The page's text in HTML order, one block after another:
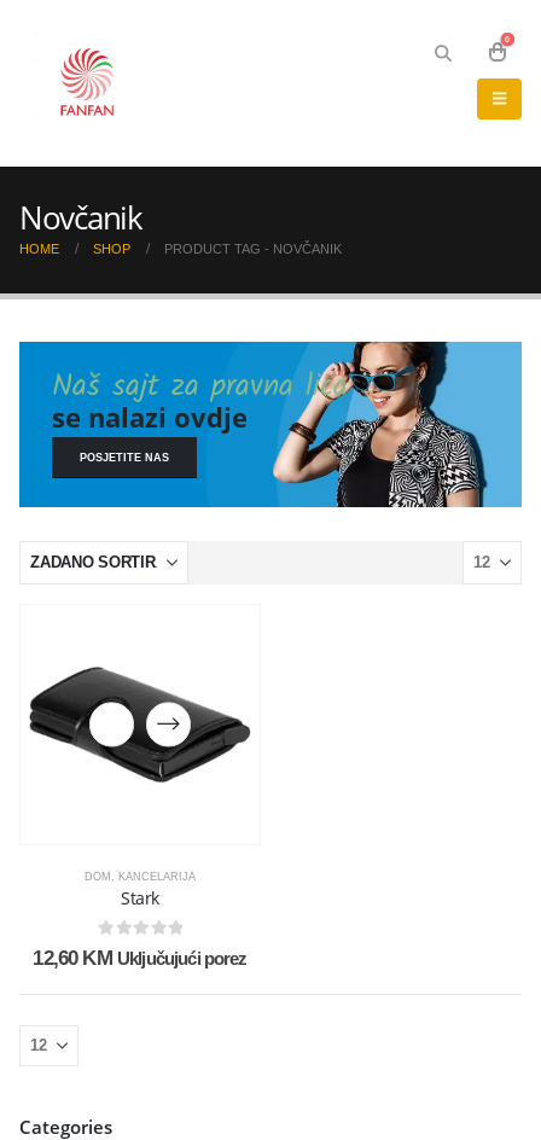
0
Novčanik
HOME SHOP PRODUCT TAG - NOVČANIK
Naš sajt za pravna lica
se nalazi ovdje
POSJETITE NAS
DOM KANCELARIJA
Stark
0 out of 5
12,60 KM Uključujući porez
Categories